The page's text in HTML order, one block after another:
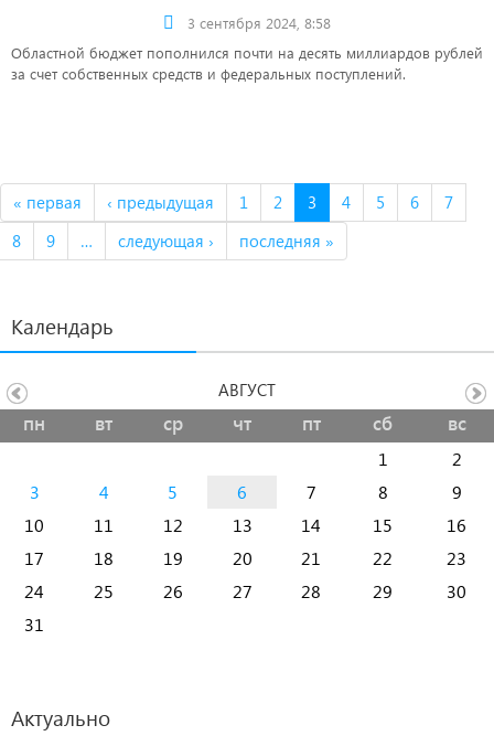
3 сентября 2024, 8:58
Областной бюджет пополнился почти на десять миллиардов рублей
за счет собственных средств и федеральных поступлений.
« первая ‹ предыдущая 1 2 3 4 5 6
7
8
9 … следующая › последняя »
Календарь
пн вт ср чт пт сб вс
1
2
3
4 5 6 7 8
9
10
11 12 13 14 15
16
17
18 19 20 21 22
23
24
25 26 27 28 29
30
31
АВГУСТ
Актуально